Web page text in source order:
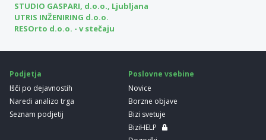
STUDIO GASPARI, d.o.o., Ljubljana
UTRIS INŽENIRING d.o.o.
RESOrto d.o.o. - v stečaju
Podjetja
Išči po dejavnostih
Naredi analizo trga
Seznam podjetij
Poslovne vsebine
Novice
Borzne objave
Bizi svetuje
BiziHELP